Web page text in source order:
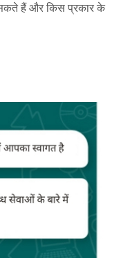
हैं और किस प्रकार के